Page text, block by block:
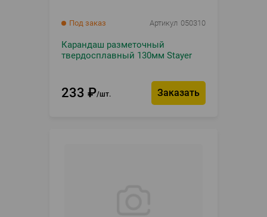
Под заказ Артикул 050310
Карандаш разметочный
твердосплавный 130мм Stayer
233 ₽ шт. Заказать